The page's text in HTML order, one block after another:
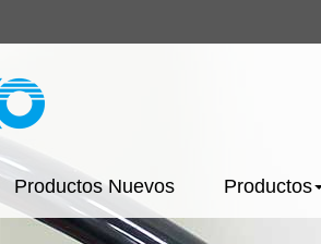
Productos Nuevos Productos